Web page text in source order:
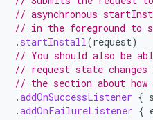
// asynchronous
// in the foreground to
. startInstall(request)
// You should also be
// request state
// the section about how
.addOnSuccessListener {
.addOnFailureListener {